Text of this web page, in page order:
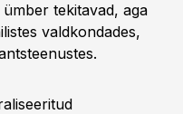
tekitavad, aga
valdkondades,